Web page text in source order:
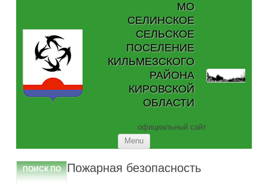
МО
СЕЛИНСКОЕ
СЕЛЬСКОЕ
ПОСЕЛЕНИЕ
КИЛЬМЕЗСКОГО
РАЙОНА
КИРОВСКОЙ
ОБЛАСТИ
официальный сайт
Menu
ПОИСК ПО
Пожарная безопасность